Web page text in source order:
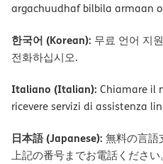
argachuudhaf bilbila armaan
한국어 (Korean): 무료 언어 지
전화하십시오.
Italiano (Italian): Chiamare il
ricevere servizi di assistenza
日本語 (Japanese): 無料の言語
上記の番号までお電話ください。